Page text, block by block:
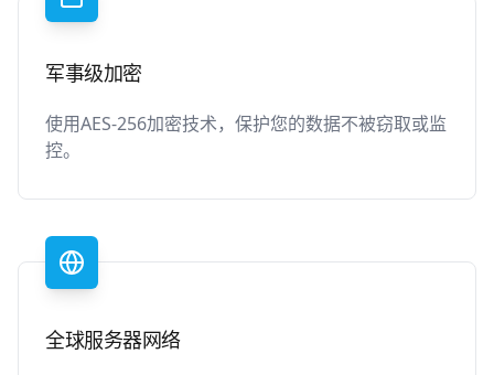
军事级加密
使用AES-256加密技术，保护您的数据不被窃取或监
控。
全球服务器网络